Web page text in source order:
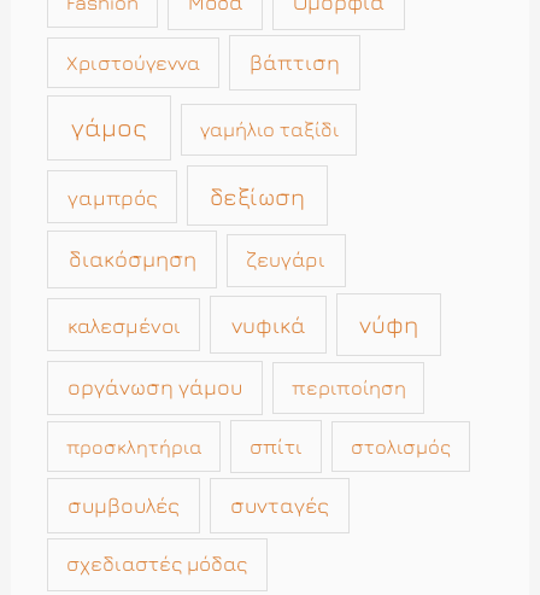
Χριστούγεννα βάπτιση
γάμος γαμήλιο ταξίδι
γαμπρός δεξίωση
διακόσμηση ζευγάρι
καλεσμένοι νυφικά νύφη
οργάνωση γάμου περιποίηση
προσκλητήρια σπίτι στολισμός
συμβουλές συνταγές
σχεδιαστές μόδας